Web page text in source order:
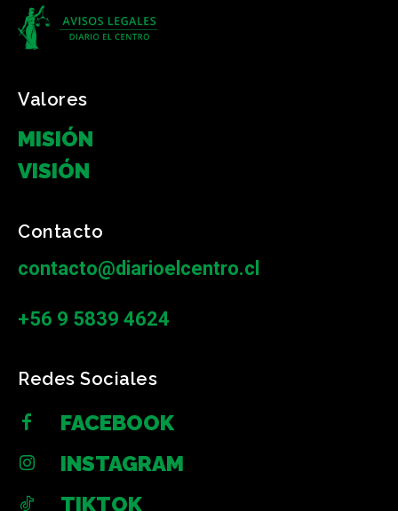
Valores
MISIÓN
VISIÓN
Contacto
contacto@diarioelcentro.cl
+56 9 5839 4624
Redes Sociales
FACEBOOK
INSTAGRAM
TIKTOK